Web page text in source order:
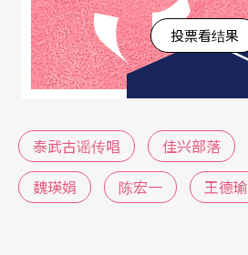
投票看结果
泰武古谣传唱 佳兴部落
魏瑛娟
陈宏一 王德瑜